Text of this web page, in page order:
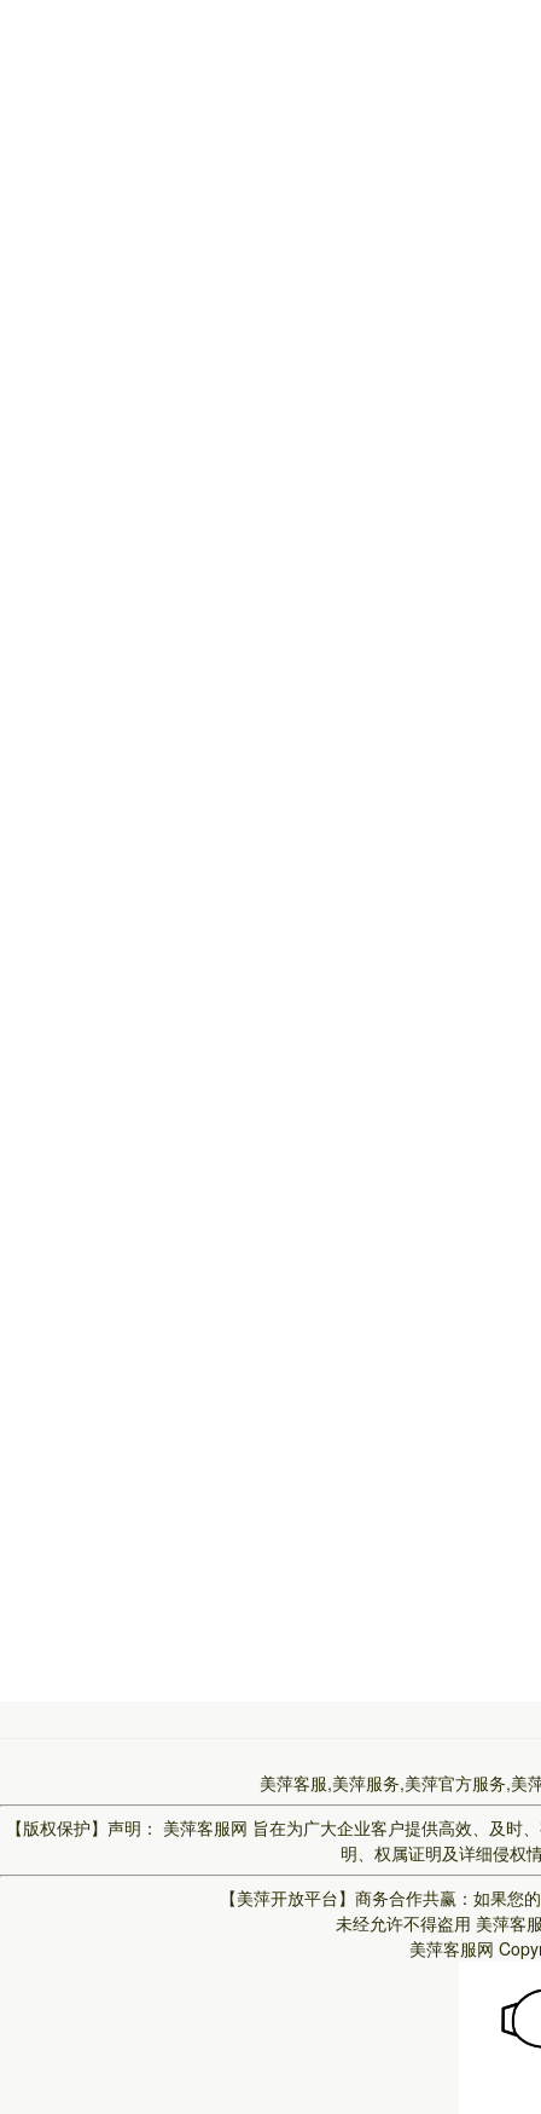
美萍客服,美萍服务,美萍官方服务,美
【版权保护】声明： 美萍客服网 旨在为广大企业客户提供高效、及时
明、权属证明及详细侵权
【美萍开放平台】 商务合作共赢：如果您
未经允许不得盗用 美萍客
美萍客服网